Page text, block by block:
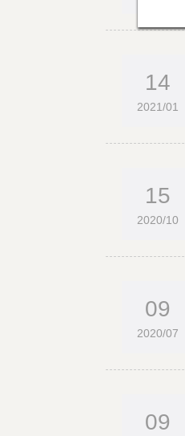
14
2021/01
15
2020/10
09
2020/07
09